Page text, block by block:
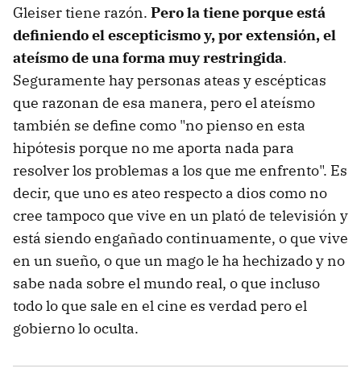
Gleiser tiene razón. Pero la tiene porque está
definiendo el escepticismo y, por extensión, el
ateísmo de una forma muy restringida.
Seguramente hay personas ateas y escépticas
que razonan de esa manera, pero el ateísmo
también se define como "no pienso en esta
hipótesis porque no me aporta nada para
resolver los problemas a los que me enfrento". Es
decir, que uno es ateo respecto a dios como no
cree tampoco que vive en un plató de televisión y
está siendo engañado continuamente, o que vive
en un sueño, o que un mago le ha hechizado y no
sabe nada sobre el mundo real, o que incluso
todo lo que sale en el cine es verdad pero el
gobierno lo oculta.